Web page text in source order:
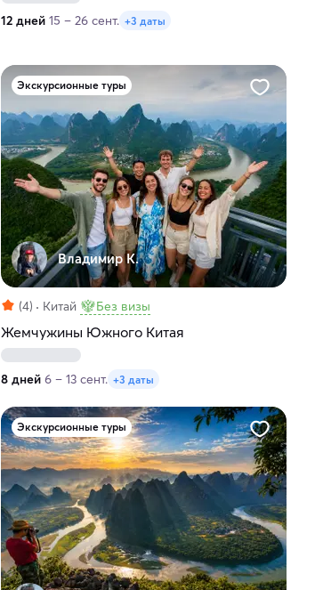
12 дней 15 – 26 сент. +3 даты
Экскурсионные туры
Владимир К.
(4) Китай Без визы
Жемчужины Южного Китая
8 дней 6 – 13 сент. +3 даты
Экскурсионные туры